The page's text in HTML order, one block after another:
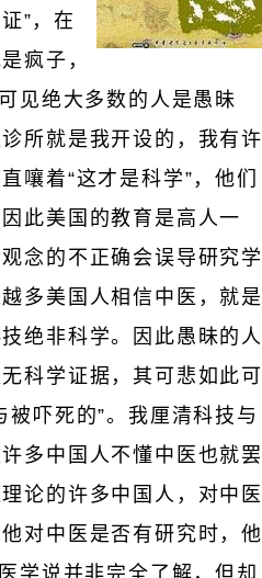
”，在
疯子，
见绝大多数的人是愚昧
所就是我开设的，我有许
嚷着“这才是科学”，他们
此美国的教育是高人一
念的不正确会误导研究学
多美国人相信中医，就是
绝非科学。因此愚昧的人
科学证据，其可悲如此可
吓死的”。我厘清科技与
多中国人不懂中医也就罢
论的许多中国人，对中医
对中医是否有研究时，他
学说并非完全了解，但却